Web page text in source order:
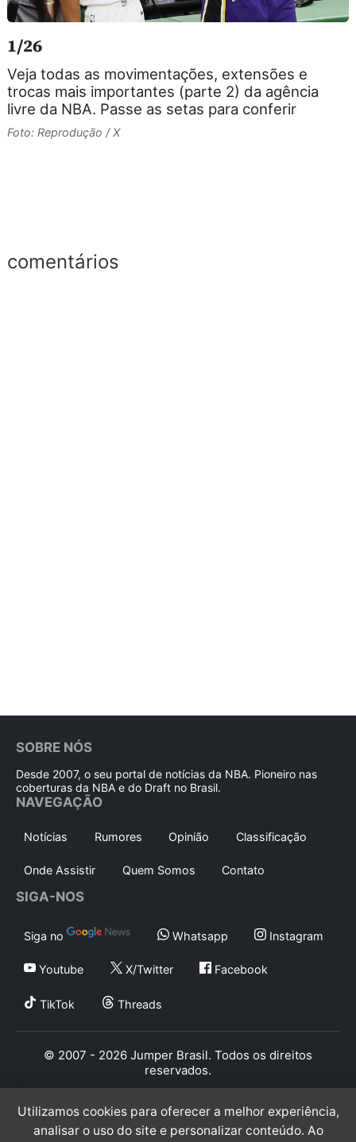
1/26
Veja todas as movimentações, extensões e
trocas mais importantes (parte 2) da agência
livre da NBA. Passe as setas para conferir
Foto: Reprodução / X
comentários
SOBRE NÓS
Desde 2007, o seu portal de notícias da NBA. Pioneiro nas
coberturas da NBA e do Draft no Brasil.
NAVEGAÇÃO
Notícias Rumores Opinião Classificação
Onde Assistir Quem Somos Contato
SIGA-NOS
Siga no Whatsapp Instagram
Youtube X/Twitter Facebook
TikTok Threads
© 2007 - 2026 Jumper Brasil. Todos os direitos
reservados.
Utilizamos cookies para oferecer a melhor experiência,
analisar o uso do site e personalizar conteúdo. Ao